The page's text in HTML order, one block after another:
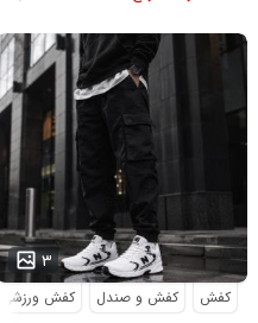
۳ ...
کفش کفش و صندل کفش ورزشی